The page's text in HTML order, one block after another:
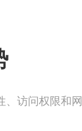
访问权限和